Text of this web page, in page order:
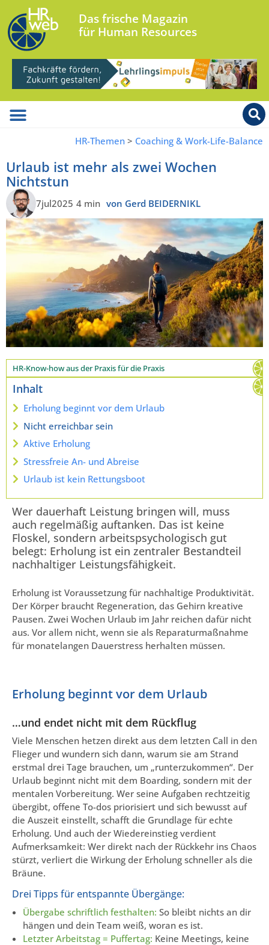
Das frische Magazin
für Human Resources
HR-Themen > Coaching & Work-Life-Balance
Urlaub ist mehr als zwei Wochen
Nichtstun
7jul2025 4 min von Gerd BEIDERNIKL
HR-Know-how aus der Praxis für die Praxis
Inhalt
Erholung beginnt vor dem Urlaub
Nicht erreichbar sein
Aktive Erholung
Stressfreie An- und Abreise
Urlaub ist kein Rettungsboot
Wer dauerhaft Leistung bringen will, muss
auch regelmäßig auftanken. Das ist keine
Floskel, sondern arbeitspsychologisch gut
belegt: Erholung ist ein zentraler Bestandteil
nachhaltiger Leistungsfähigkeit.
Erholung ist Voraussetzung für nachhaltige Produktivität.
Der Körper braucht Regeneration, das Gehirn kreative
Pausen. Zwei Wochen Urlaub im Jahr reichen dafür nicht
aus. Vor allem nicht, wenn sie als Reparaturmaßnahme
für monatelangen Dauerstress herhalten müssen.
Erholung beginnt vor dem Urlaub
…und endet nicht mit dem Rückflug
Viele Menschen hetzen direkt aus dem letzten Call in den
Flieger und wundern sich dann, warum sie am Strand
erstmal drei Tage brauchen, um „runterzukommen“. Der
Urlaub beginnt nicht mit dem Boarding, sondern mit der
mentalen Vorbereitung. Wer seine Aufgaben rechtzeitig
übergibt, offene To-dos priorisiert und sich bewusst auf
die Auszeit einstellt, schafft die Grundlage für echte
Erholung. Und auch der Wiedereinstieg verdient
Aufmerksamkeit: Wer direkt nach der Rückkehr ins Chaos
stürzt, verliert die Wirkung der Erholung schneller als die
Bräune.
Drei Tipps für entspannte Übergänge:
Übergabe schriftlich festhalten: So bleibt nichts an dir
hängen und dein Team weiß, woran es ist.
Letzter Arbeitstag = Puffertag: Keine Meetings, keine